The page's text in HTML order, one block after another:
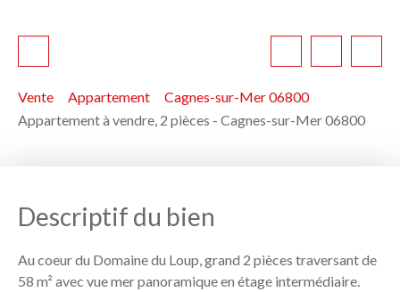
Vente Appartement
Cagnes-sur-Mer 06800
Appartement à vendre, 2 pièces - Cagnes-sur-Mer 06800
Descriptif du bien
Au coeur du Domaine du Loup, grand 2 pièces traversant de
58 m² avec vue mer panoramique en étage intermédiaire.